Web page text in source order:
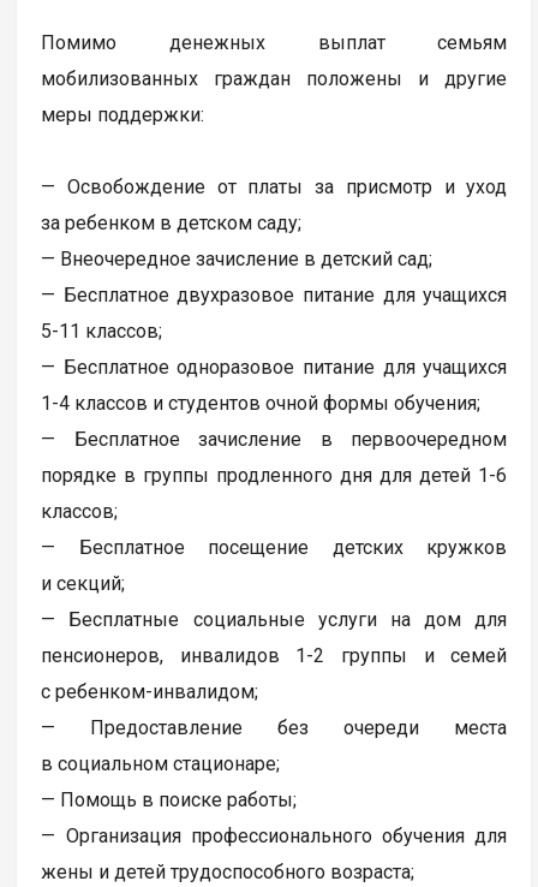
Помимо денежных выплат семьям
мобилизованных граждан положены и другие
меры поддержки:
— Освобождение от платы за присмотр и уход
за ребенком в детском саду;
— Внеочередное зачисление в детский сад;
— Бесплатное двухразовое питание для учащихся
5-11 классов;
— Бесплатное одноразовое питание для учащихся
1-4 классов и студентов очной формы обучения;
— Бесплатное зачисление в первоочередном
порядке в группы продленного дня для детей 1-6
классов;
— Бесплатное посещение детских кружков
и секций;
— Бесплатные социальные услуги на дом для
пенсионеров, инвалидов 1-2 группы и семей
с ребенком-инвалидом;
— Предоставление без очереди места
в социальном стационаре;
— Помощь в поиске работы;
— Организация профессионального обучения для
жены и детей трудоспособного возраста;